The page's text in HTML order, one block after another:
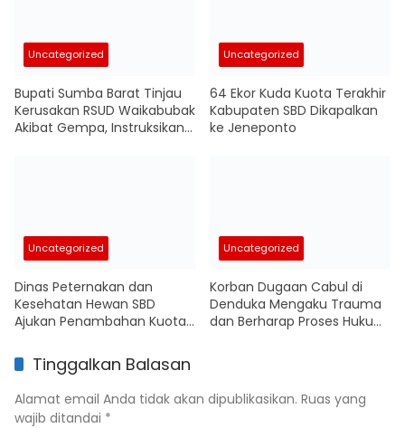
Uncategorized
Bupati Sumba Barat Tinjau
Kerusakan RSUD Waikabubak
Akibat Gempa, Instruksikan
Uncategorized
64 Ekor Kuda Kuota Terakhir
Kabupaten SBD Dikapalkan
ke Jeneponto
Uncategorized
Dinas Peternakan dan
Kesehatan Hewan SBD
Ajukan Penambahan Kuota
Uncategorized
Korban Dugaan Cabul di
Denduka Mengaku Trauma
dan Berharap Proses Hukum
Tinggalkan Balasan
Alamat email Anda tidak akan dipublikasikan. Ruas yang
wajib ditandai *